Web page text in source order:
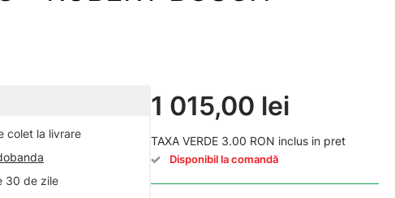
colet la livrare
30 de zile
1 015,00 lei
TAXA VERDE 3.00 RON inclus in pret
Disponibil la comandă